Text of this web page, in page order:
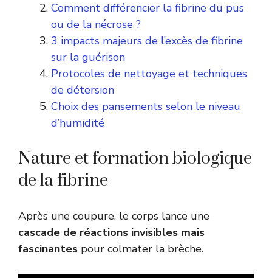
Comment différencier la fibrine du pus
ou de la nécrose ?
3 impacts majeurs de l’excès de fibrine
sur la guérison
Protocoles de nettoyage et techniques
de détersion
Choix des pansements selon le niveau
d’humidité
Nature et formation biologique
de la fibrine
Après une coupure, le corps lance une
cascade de réactions invisibles mais
fascinantes pour colmater la brèche.